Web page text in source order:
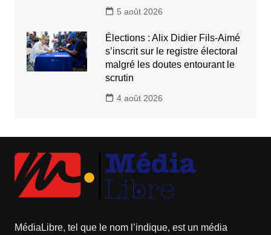
5 août 2026
Élections : Alix Didier Fils-Aimé
s’inscrit sur le registre électoral
malgré les doutes entourant le
scrutin
4 août 2026
MédiaLibre, tel que le nom l’indique, est un média